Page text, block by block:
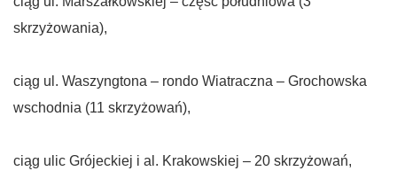
skrzyżowania),
ciąg ul. Waszyngtona – rondo Wiatraczna – Grochowska
wschodnia (11 skrzyżowań),
ciąg ulic Grójeckiej i al. Krakowskiej – 20 skrzyżowań,